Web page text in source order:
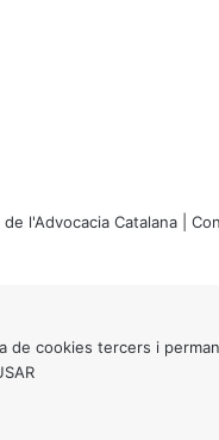
l'Advocacia Catalana |
de cookies tercers i